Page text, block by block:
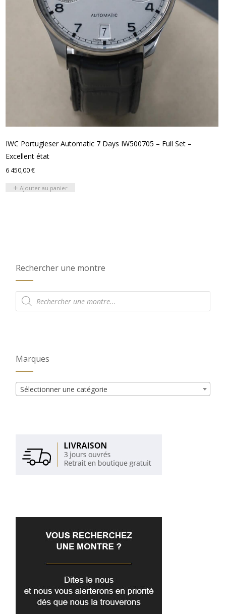
IWC Portugieser Automatic 7 Days IW500705 – Full Set –
Excellent état
6 450,00€
Ajouter au panier
Rechercher une montre
Recherche
de
produits
Marques
Sélectionner une catégorie